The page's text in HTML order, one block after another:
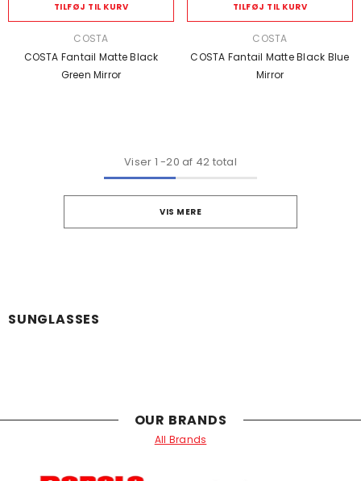
TILFØJ TIL KURV
COSTA
COSTA Fantail Matte Black
Green Mirror
TILFØJ TIL KURV
COSTA
COSTA Fantail Matte Black Blue
Mirror
Viser 1 -20 af 42 total
VIS MERE
SUNGLASSES
OUR BRANDS
All Brands